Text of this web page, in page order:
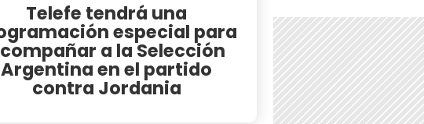
Telefe tendrá una
especial para
a la Selección
Argentina en el partido
contra Jordania